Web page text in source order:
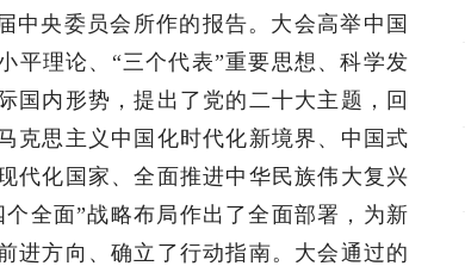
中央委员会所作的报告。大会高举中国
平理论、“三个代表”重要思想、科学发
国内形势，提出了党的二十大主题，回
克思主义中国化时代化新境界、中国式
代化国家、全面推进中华民族伟大复兴
全面”战略布局作出了全面部署，为新
进方向、确立了行动指南。大会通过的